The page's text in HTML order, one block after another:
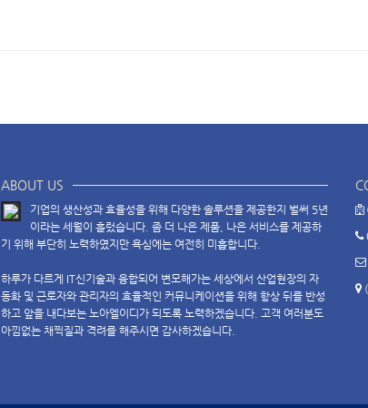
ABOUT US
기업의 생산성과 효율성을 위해 다양한 솔루션을 제공한지 벌써 5년
이라는 세월이 흘렀습니다. 좀 더 나은 제품, 나은 서비스를 제공하
기 위해 부단히 노력하였지만 욕심에는 여전히 미흡합니다.
하루가 다르게 IT신기술과 융합되어 변모해가는 세상에서 산업현장의 자
동화 및 근로자와 관리자의 효율적인 커뮤니케이션을 위해 항상 뒤를 반성
하고 앞을 내다보는 노아엘이디가 되도록 노력하겠습니다. 고객 여러분도
아낌없는 채찍질과 격려를 해주시면 감사하겠습니다.